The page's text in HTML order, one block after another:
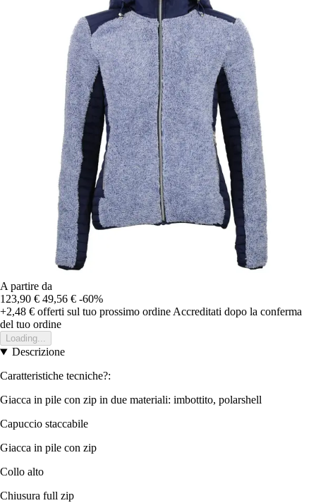
A partire da
123,90 € 49,56 € -60%
+2,48 € offerti sul tuo prossimo ordine Accreditati dopo la conferma
del tuo ordine
Loading...
Descrizione
Caratteristiche tecniche?:
Giacca in pile con zip in due materiali: imbottito, polarshell
Capuccio staccabile
Giacca in pile con zip
Collo alto
Chiusura full zip